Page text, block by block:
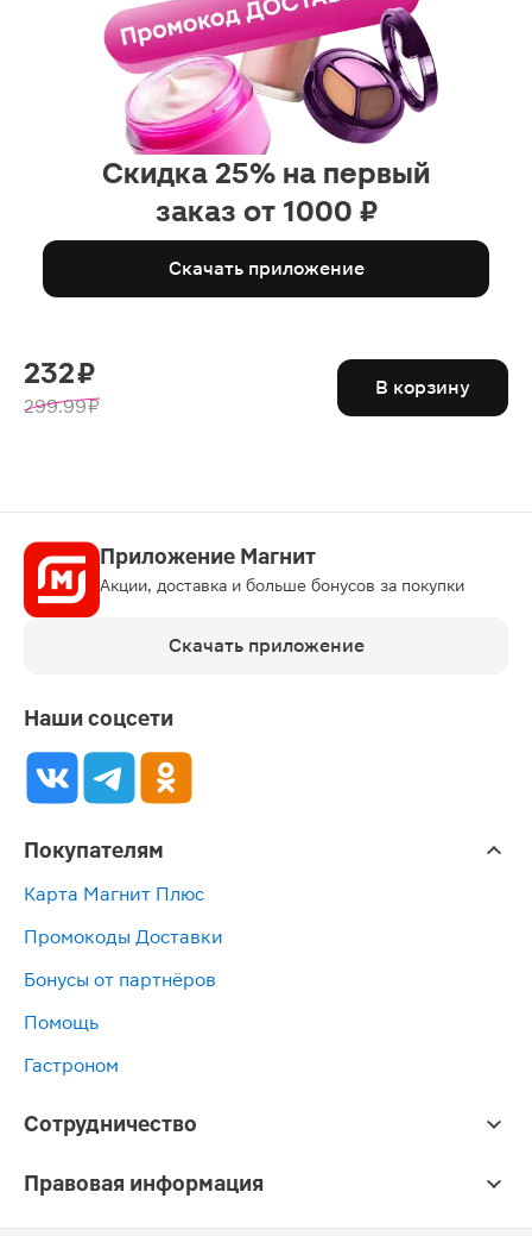
Скидка 25% на первый
заказ от 1000 ₽
Скачать приложение
232 ₽
299.99 ₽
В корзину
Приложение Магнит
Акции, доставка и больше бонусов за покупки
Скачать приложение
Наши соцсети
Покупателям
Карта Магнит Плюс
Промокоды Доставки
Бонусы от партнёров
Помощь
Гастроном
Сотрудничество
Правовая информация